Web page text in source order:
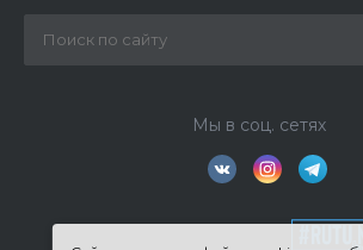
Мы в соц. сетях